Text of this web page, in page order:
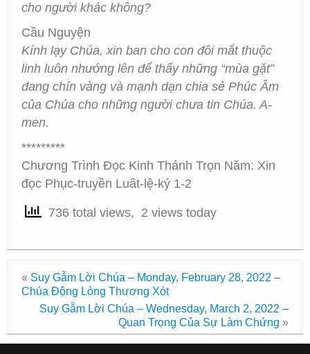
cho người khác không?
Cầu Nguyện
Kính lạy Chúa, xin ban cho con đôi mắt thuộc
linh luôn nhướng lên để thấy những “mùa gặt”
đang chín vàng và mạnh dạn chia sẻ Phúc Âm
của Chúa cho những người chưa tin Chúa. A-
men.
*********
Chương Trình Đọc Kinh Thánh Trọn Năm: Xin
đọc Phục-truyền Luât-lệ-ký 1-2
736 total views, 2 views today
« Suy Gẫm Lời Chúa – Monday, February 28, 2022 –
Chúa Động Lòng Thương Xót
Suy Gẫm Lời Chúa – Wednesday, March 2, 2022 –
Quan Trọng Của Sự Làm Chứng »